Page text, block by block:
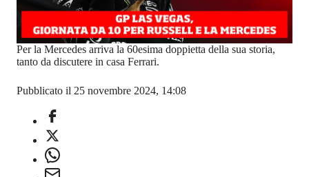
Per la Mercedes arriva la 60esima doppietta della sua storia,
tanto da discutere in casa Ferrari.
Pubblicato il 25 novembre 2024, 14:08